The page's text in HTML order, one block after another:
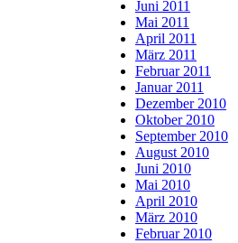
Juni 2011
Mai 2011
April 2011
März 2011
Februar 2011
Januar 2011
Dezember 2010
Oktober 2010
September 2010
August 2010
Juni 2010
Mai 2010
April 2010
März 2010
Februar 2010